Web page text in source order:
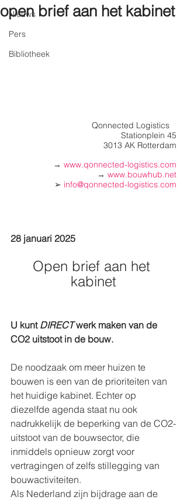
Nieuws
Pers
Bibliotheek
open brief aan het kabinet
Qonnected Logistics
Stationplein 45
3013 AK Rotterdam
→ www.qonnected-logistics.com
→ www.bouwhub.net
➢ info@qonnected-logistics.com
28 januari 2025
Open brief aan het
kabinet
U kunt DIRECT werk maken van de
CO2 uitstoot in de bouw.
De noodzaak om meer huizen te
bouwen is een van de prioriteiten van
het huidige kabinet. Echter op
diezelfde agenda staat nu ook
nadrukkelijk de beperking van de CO2-
uitstoot van de bouwsector, die
inmiddels opnieuw zorgt voor
vertragingen of zelfs stillegging van
bouwactiviteiten.
Als Nederland zijn bijdrage aan de